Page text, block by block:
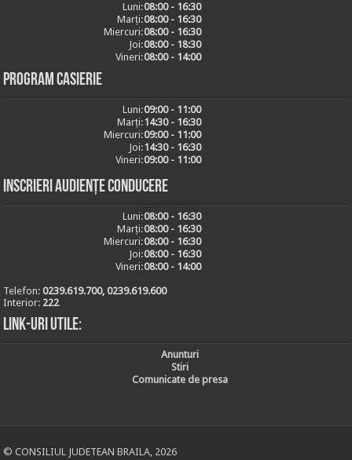
Luni:08:00 - 16:30
Marți:08:00 - 16:30
Miercuri:08:00 - 16:30
Joi:08:00 - 18:30
Vineri:08:00 - 14:00
Program casierie
Luni:09:00 - 11:00
Marți:14:30 - 16:30
Miercuri:09:00 - 11:00
Joi:14:30 - 16:30
Vineri:09:00 - 11:00
Inscrieri audiențe conducere
Luni:08:00 - 16:30
Marți:08:00 - 16:30
Miercuri:08:00 - 16:30
Joi:08:00 - 16:30
Vineri:08:00 - 14:00
Telefon:0239.619.700, 0239.619.600
Interior: 222
Link-uri utile:
Anunturi
Stiri
Comunicate de presa
© CONSILIUL JUDETEAN BRAILA, 2026